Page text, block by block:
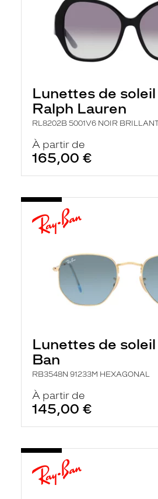
Lunettes de soleil
Ralph Lauren
RL8202B 5001V6 NOIR
À partir de
165,00 €
Lunettes de soleil
Ban
RB3548N 91233M HEXAGONAL
À partir de
145,00 €